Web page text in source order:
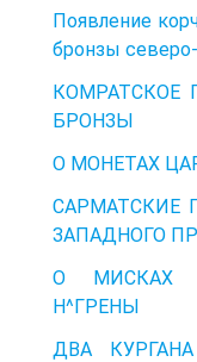
Появление
бронзы
КОМРАТСКОЕ
БРОНЗЫ
О МОНЕТАХ
САРМАТСКИЕ
ЗАПАДНОГО
О МИСКАХ
Н^ГРЕНЫ
ДВА